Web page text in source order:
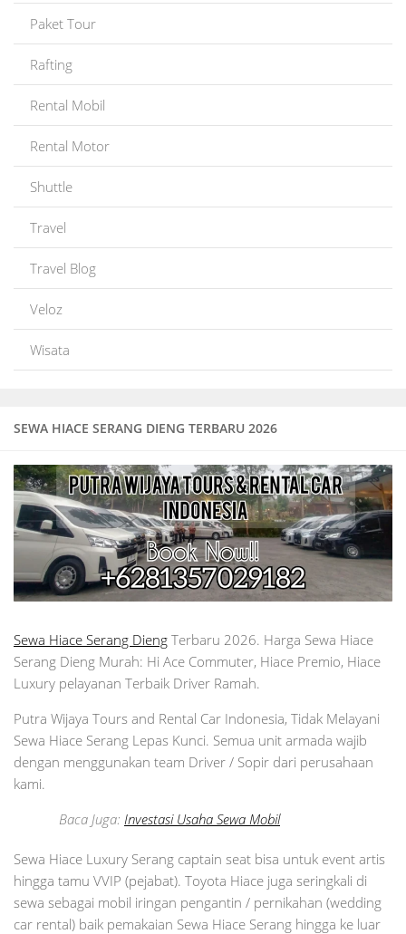
SEWA HIACE SERANG DIENG TERBARU 2026
Sewa Hiace Serang Dieng Terbaru 2026. Harga Sewa Hiace
Serang Dieng Murah: Hi Ace Commuter, Hiace Premio, Hiace
Luxury pelayanan Terbaik Driver Ramah.
Putra Wijaya Tours and Rental Car Indonesia, Tidak Melayani
Sewa Hiace Serang Lepas Kunci. Semua unit armada wajib
dengan menggunakan team Driver / Sopir dari perusahaan
kami.
Baca Juga: Investasi Usaha Sewa Mobil
Sewa Hiace Luxury Serang captain seat bisa untuk event artis
hingga tamu VVIP (pejabat). Toyota Hiace juga seringkali di
sewa sebagai mobil iringan pengantin / pernikahan (wedding
car rental) baik pemakaian Sewa Hiace Serang hingga ke luar
Paket Tour
Rafting
Rental Mobil
Rental Motor
Shuttle
Travel
Travel Blog
Veloz
Wisata